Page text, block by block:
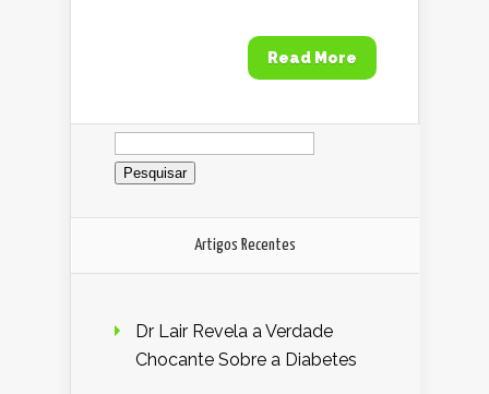
Read More
Pesquisar
por:
Artigos Recentes
Dr Lair Revela a Verdade
Chocante Sobre a Diabetes